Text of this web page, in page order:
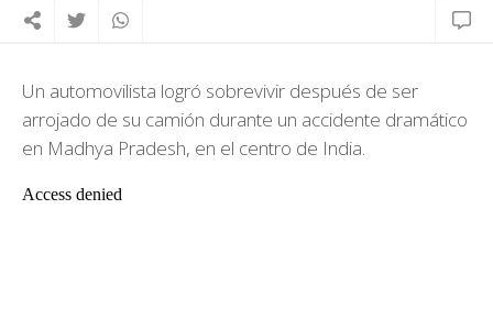
Un automovilista logró sobrevivir después de ser
arrojado de su camión durante un accidente dramático
en Madhya Pradesh, en el centro de India.